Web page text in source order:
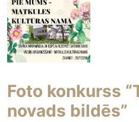
Foto konkurss
novads bildēs”